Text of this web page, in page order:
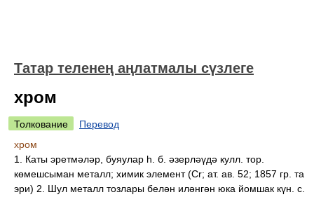
Татар теленең аңлатмалы сүзлеге
хром
Толкование
Перевод
хром
1. Каты эретмәләр, буяулар һ. б. әзерләүдә кулл. тор.
көмешсыман металл; химик элемент (Cr; ат. ав. 52; 1857 гр. та
эри) 2. Шул металл тозлары белән иләнгән юка йомшак күн. с.